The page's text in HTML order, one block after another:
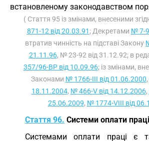
встановленому законодавством
( Стаття 95 із змінами, внесеними
871-12 від 20.03.91 ; Декретами № 7-
втратив чинність на підставі Закону
21.11.96, № 23-92 від 31.12.92; в
357/96-ВР від 10.09.96; із змінами,
Законами № 1766-III від 01.06.2000,
18.11.2004, № 466-V від 14.12.2006,
25.06.2009, № 1774-VIII від
Стаття 96. Системи оплати праці
Системами оплати праці є